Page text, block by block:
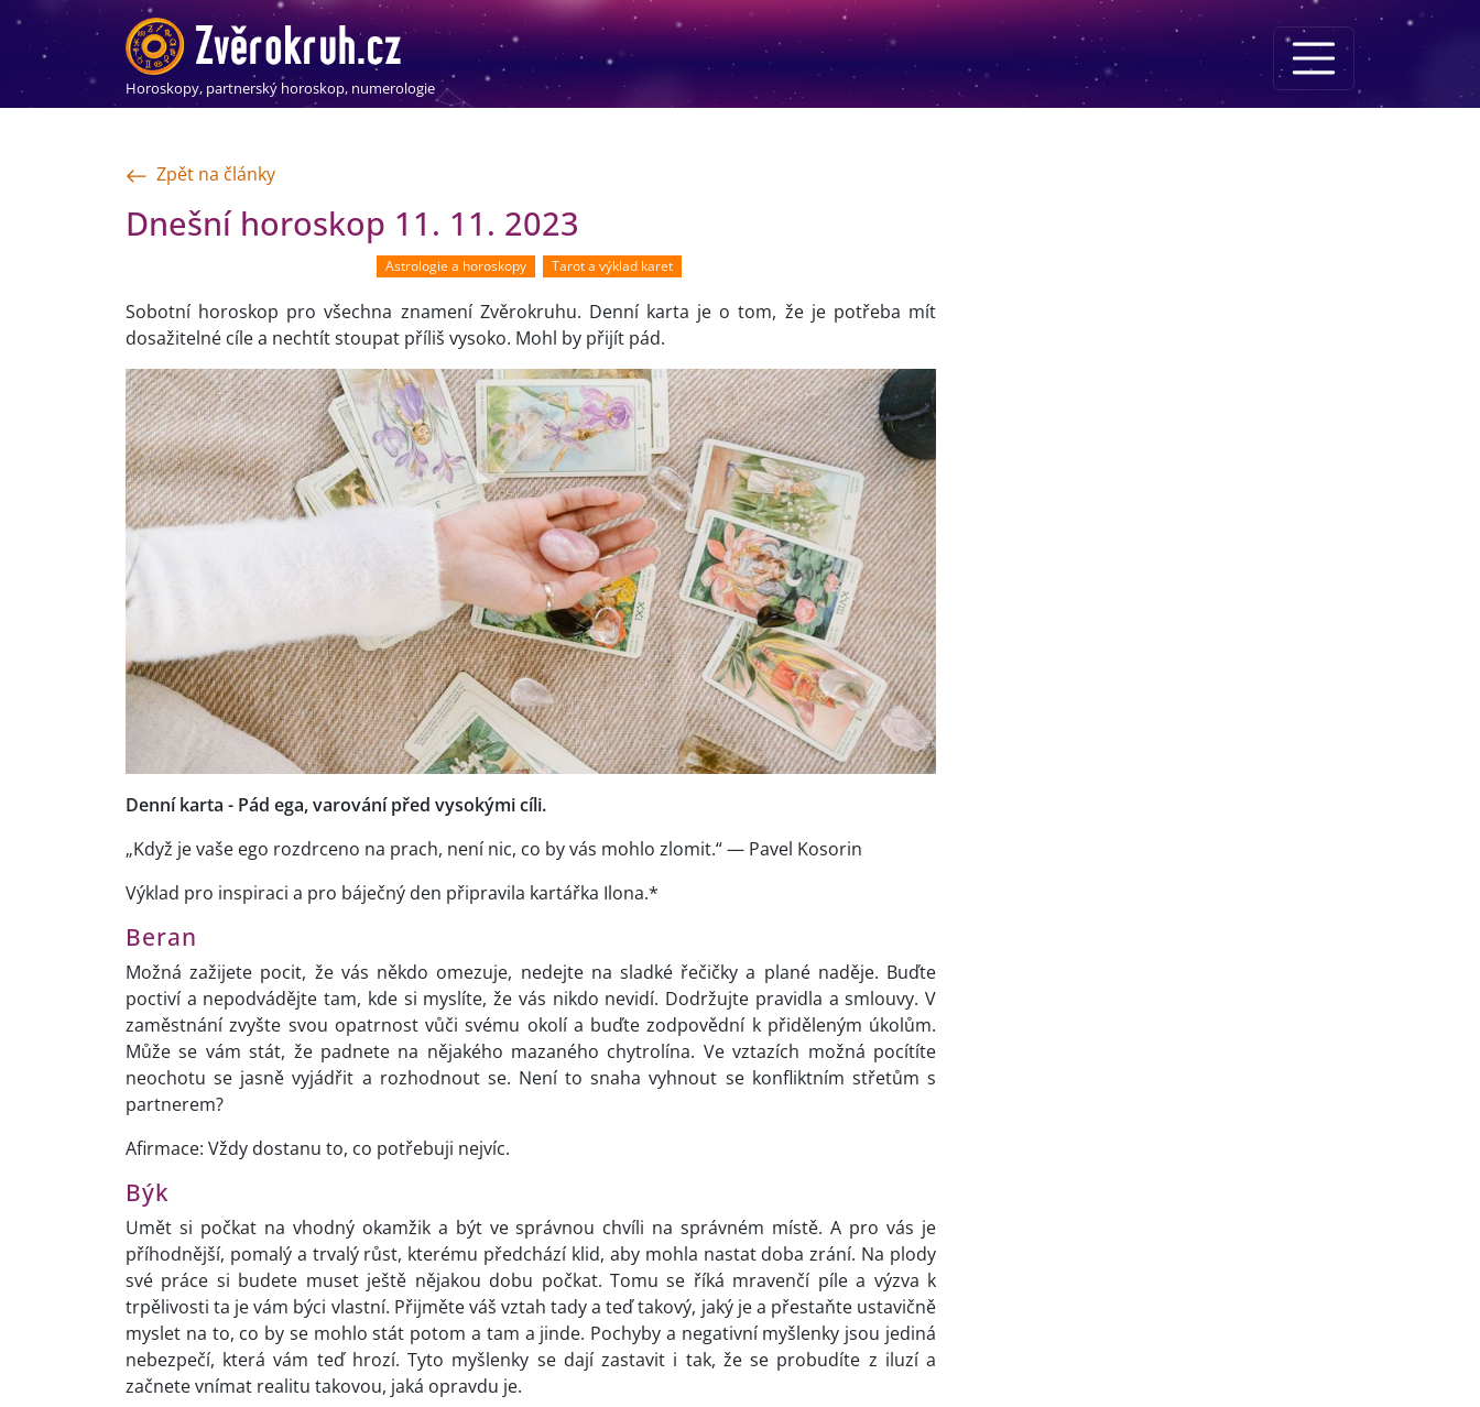
Horoskopy, partnerský horoskop, numerologie
Zpět na články
Dnešní horoskop 11. 11. 2023
Astrologie a horoskopy Tarot a výklad karet
Sobotní horoskop pro všechna znamení Zvěrokruhu. Denní karta je o tom, že je potřeba mít
dosažitelné cíle a nechtít stoupat příliš vysoko. Mohl by přijít pád.
Denní karta - Pád ega, varování před vysokými cíli.
„Když je vaše ego rozdrceno na prach, není nic, co by vás mohlo zlomit.“ — Pavel Kosorin
Výklad pro inspiraci a pro báječný den připravila kartářka Ilona.*
Beran
Možná zažijete pocit, že vás někdo omezuje, nedejte na sladké řečičky a plané naděje. Buďte
poctiví a nepodvádějte tam, kde si myslíte, že vás nikdo nevidí. Dodržujte pravidla a smlouvy. V
zaměstnání zvyšte svou opatrnost vůči svému okolí a buďte zodpovědní k přiděleným úkolům.
Může se vám stát, že padnete na nějakého mazaného chytrolína. Ve vztazích možná pocítíte
neochotu se jasně vyjádřit a rozhodnout se. Není to snaha vyhnout se konfliktním střetům s
partnerem?
Afirmace: Vždy dostanu to, co potřebuji nejvíc.
Býk
Umět si počkat na vhodný okamžik a být ve správnou chvíli na správném místě. A pro vás je
příhodnější, pomalý a trvalý růst, kterému předchází klid, aby mohla nastat doba zrání. Na plody
své práce si budete muset ještě nějakou dobu počkat. Tomu se říká mravenčí píle a výzva k
trpělivosti ta je vám býci vlastní. Přijměte váš vztah tady a teď takový, jaký je a přestaňte ustavičně
myslet na to, co by se mohlo stát potom a tam a jinde. Pochyby a negativní myšlenky jsou jediná
nebezpečí, která vám teď hrozí. Tyto myšlenky se dají zastavit i tak, že se probudíte z iluzí a
začnete vnímat realitu takovou, jaká opravdu je.